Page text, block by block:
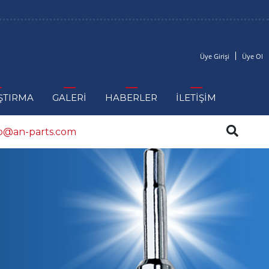
GALERİ HABERLER İLETİŞİM
parts.com
Üye Girişi Üye Ol